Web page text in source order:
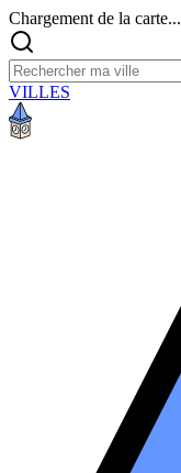
Chargement de la carte...
VILLES